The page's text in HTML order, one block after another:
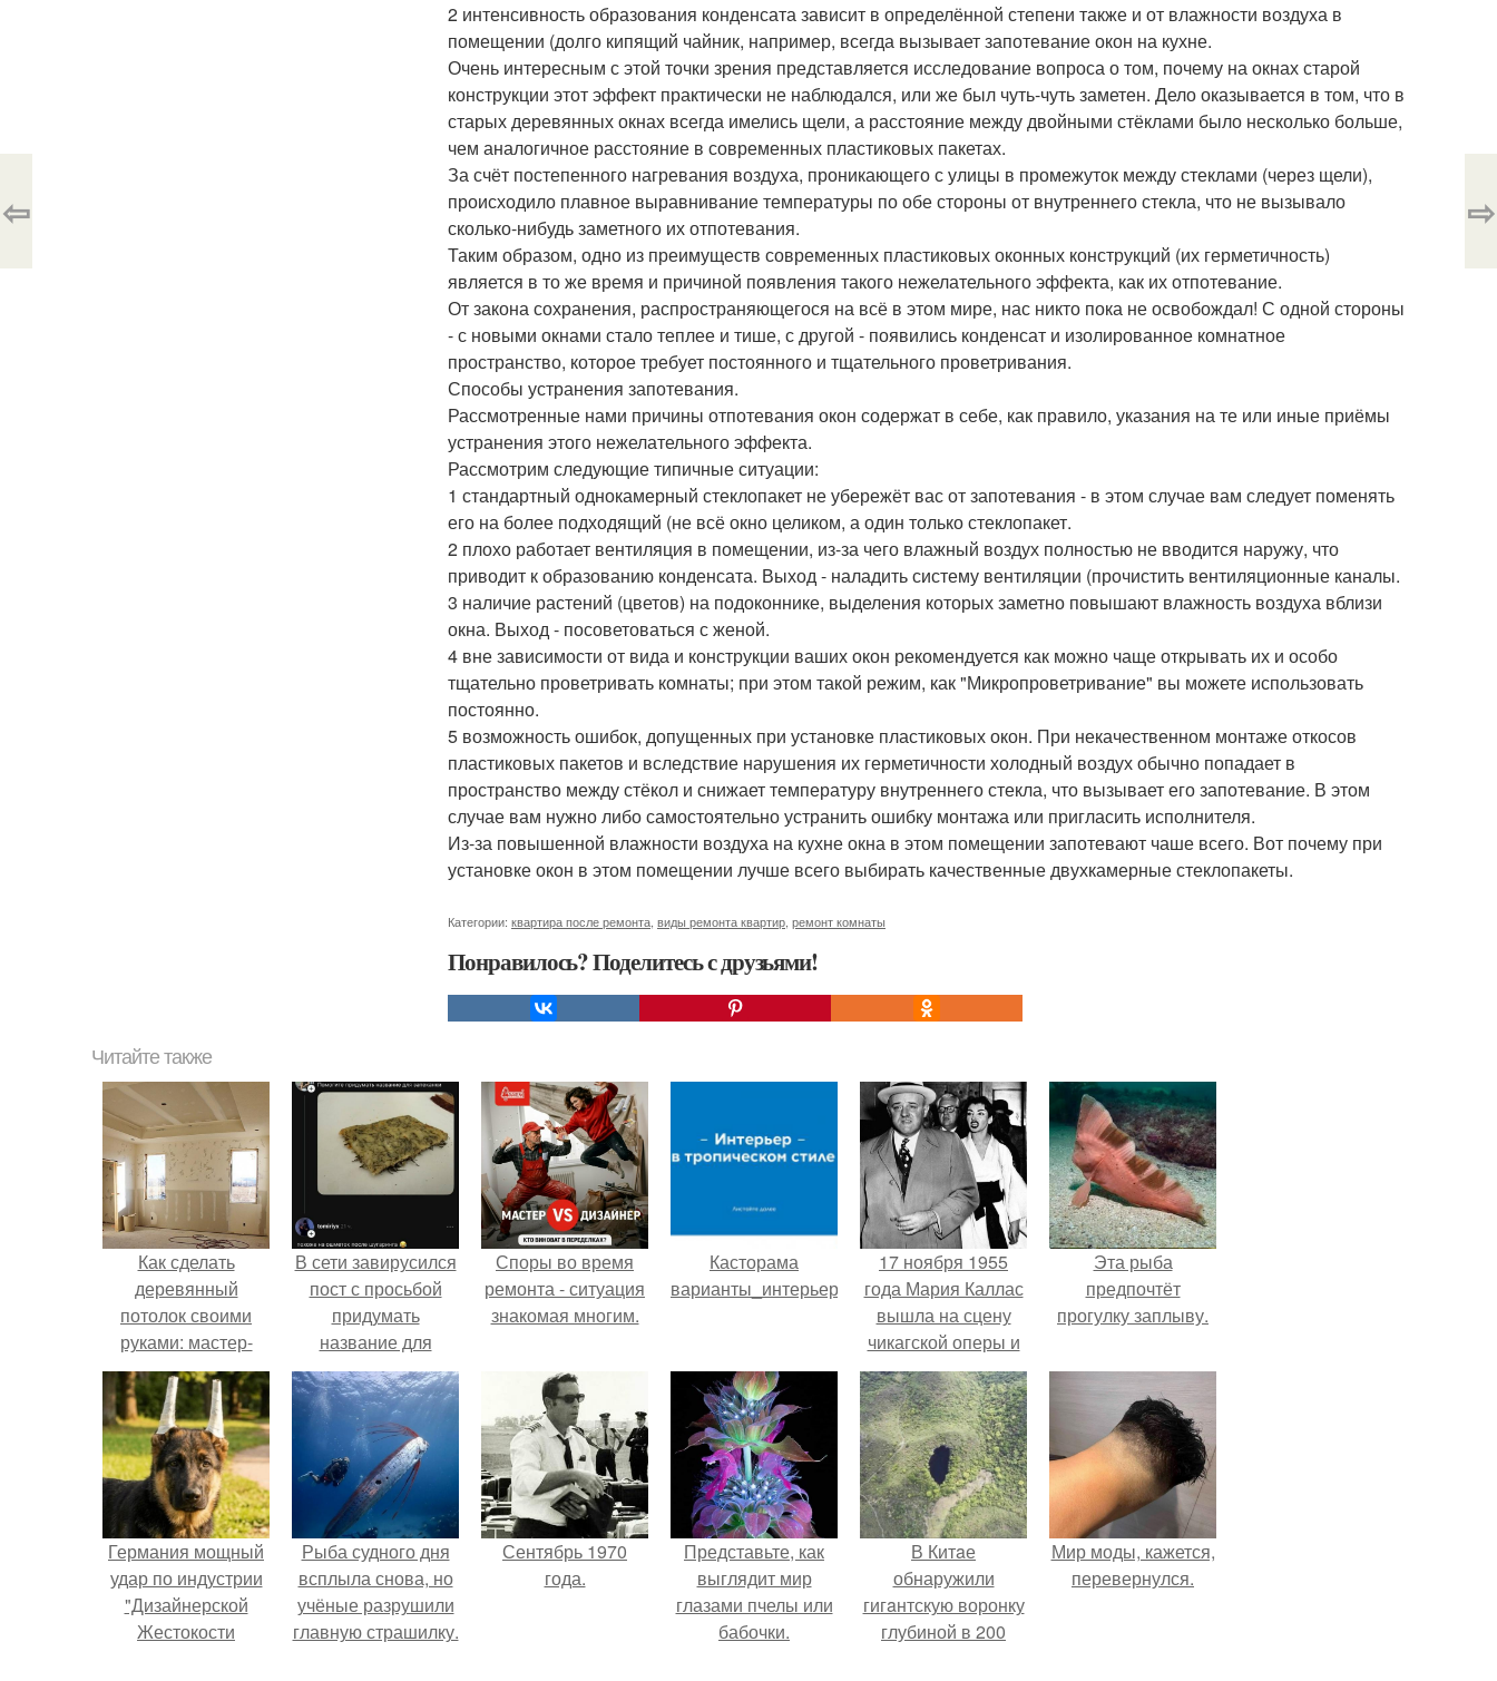
2 интенсивность образования конденсата зависит в определённой степени также и от влажности воздуха в
помещении (долго кипящий чайник, например, всегда вызывает запотевание окон на кухне.
Очень интересным с этой точки зрения представляется исследование вопроса о том, почему на окнах старой
конструкции этот эффект практически не наблюдался, или же был чуть-чуть заметен. Дело оказывается в том, что в
старых деревянных окнах всегда имелись щели, а расстояние между двойными стёклами было несколько больше,
чем аналогичное расстояние в современных пластиковых пакетах.
За счёт постепенного нагревания воздуха, проникающего с улицы в промежуток между стеклами (через щели),
происходило плавное выравнивание температуры по обе стороны от внутреннего стекла, что не вызывало
сколько-нибудь заметного их отпотевания.
Таким образом, одно из преимуществ современных пластиковых оконных конструкций (их герметичность)
является в то же время и причиной появления такого нежелательного эффекта, как их отпотевание.
От закона сохранения, распространяющегося на всё в этом мире, нас никто пока не освобождал! С одной стороны
- с новыми окнами стало теплее и тише, с другой - появились конденсат и изолированное комнатное
пространство, которое требует постоянного и тщательного проветривания.
Способы устранения запотевания.
Рассмотренные нами причины отпотевания окон содержат в себе, как правило, указания на те или иные приёмы
устранения этого нежелательного эффекта.
Рассмотрим следующие типичные ситуации:
1 стандартный однокамерный стеклопакет не убережёт вас от запотевания - в этом случае вам следует поменять
его на более подходящий (не всё окно целиком, а один только стеклопакет.
2 плохо работает вентиляция в помещении, из-за чего влажный воздух полностью не вводится наружу, что
приводит к образованию конденсата. Выход - наладить систему вентиляции (прочистить вентиляционные каналы.
3 наличие растений (цветов) на подоконнике, выделения которых заметно повышают влажность воздуха вблизи
окна. Выход - посоветоваться с женой.
4 вне зависимости от вида и конструкции ваших окон рекомендуется как можно чаще открывать их и особо
тщательно проветривать комнаты; при этом такой режим, как "Микропроветривание" вы можете использовать
постоянно.
5 возможность ошибок, допущенных при установке пластиковых окон. При некачественном монтаже откосов
пластиковых пакетов и вследствие нарушения их герметичности холодный воздух обычно попадает в
пространство между стёкол и снижает температуру внутреннего стекла, что вызывает его запотевание. В этом
случае вам нужно либо самостоятельно устранить ошибку монтажа или пригласить исполнителя.
Из-за повышенной влажности воздуха на кухне окна в этом помещении запотевают чаше всего. Вот почему при
установке окон в этом помещении лучше всего выбирать качественные двухкамерные стеклопакеты.
Категории: квартира после ремонта виды ремонта квартир ремонт комнаты
Понравилось? Поделитесь с друзьями!
⇦ ⇨
Читайте также
Как сделать
деревянный
потолок своими
руками: мастер-
класс.
В сети завирусился
пост с просьбой
придумать
название для
домашней
запеканки.
Споры во время
ремонта - ситуация
знакомая многим.
Касторама
варианты_интерьеров@Castorama.
17 ноября 1955
года Мария Каллас
вышла на сцену
чикагской оперы и
сорвала овации.
Эта рыба
предпочтёт
прогулку заплыву.
Германия мощный
удар по индустрии
"Дизайнерской
Жестокости
Рыба судного дня
всплыла снова, но
учёные разрушили
главную страшилку.
Сентябрь 1970
года.
Представьте, как
выглядит мир
глазами пчелы или
бабочки.
В Китaе
обнаружили
гигaнтскую воронку
глубиной в 200
Мир моды, кажется,
перевернулся.